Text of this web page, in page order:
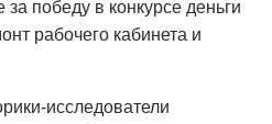
за победу в конкурсе деньги
рабочего кабинета и
исследователи